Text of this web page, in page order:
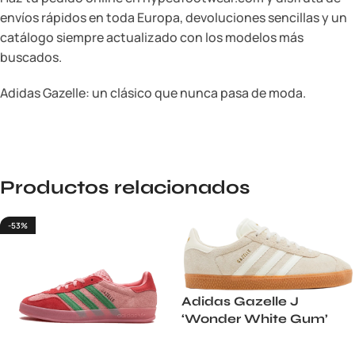
envíos rápidos en toda Europa, devoluciones sencillas y un
catálogo siempre actualizado con los modelos más
buscados.
Adidas Gazelle: un clásico que nunca pasa de moda.
Productos relacionados
-53%
Adidas Gazelle J
‘Wonder White Gum’